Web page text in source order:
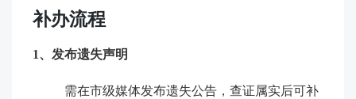
补办流程
1、发布遗失声明
需在市级媒体发布遗失公告，查证属实后可补